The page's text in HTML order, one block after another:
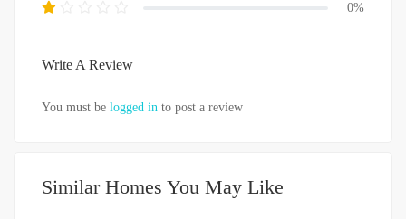
0%
Write A Review
You must be logged in to post a review
Similar Homes You May Like